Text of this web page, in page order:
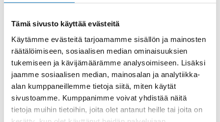
Tämä sivusto käyttää evästeitä
Käytämme evästeitä tarjoamamme sisällön ja mainosten
räätälöimiseen, sosiaalisen median ominaisuuksien
tukemiseen ja kävijämäärämme analysoimiseen. Lisäksi
jaamme sosiaalisen median, mainosalan ja analytiikka-
alan kumppaneillemme tietoja siitä, miten käytät
sivustoamme. Kumppanimme voivat yhdistää näitä
tietoja muihin tietoihin, joita olet antanut heille tai joita on
SPT ja Rinki tiivistävät kumppanuuttaan ja
Suomen Pakkaustuottajat Oy (SPT) on mukana pakkaus-
ja materiaalinkäsittelyalan PacTec-messuilla Helsingin
Messukeskuksessa. SPT ja palveluyhtiö Suomen
Pakkauskierrätys RINKI Oy ovat…
Lue lisää